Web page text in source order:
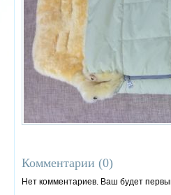
Комментарии (0)
Нет комментариев. Ваш будет